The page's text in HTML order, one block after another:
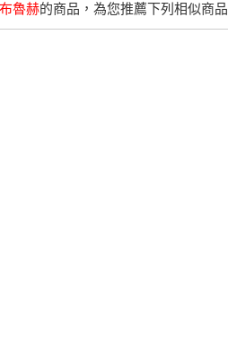
魯赫的商品，為您推薦下列相似商品